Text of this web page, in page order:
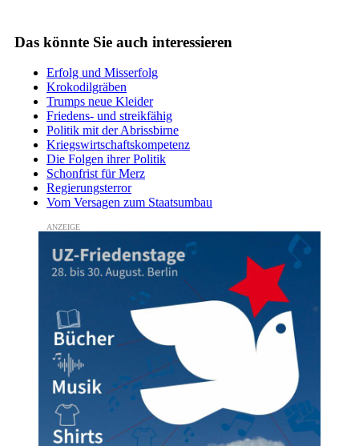
Das könnte Sie auch interessieren
Erfolg und Misserfolg
Krokodilgräben
Trumps neue Kleider
Friedens- und streikfähig
Politik mit der Abrissbirne
Kriegswirtschaftskompetenz
Die Folgen ihrer Politik
Schonfrist für Merz
Regierungsterror
Vom Versagen zum Staatsumbau